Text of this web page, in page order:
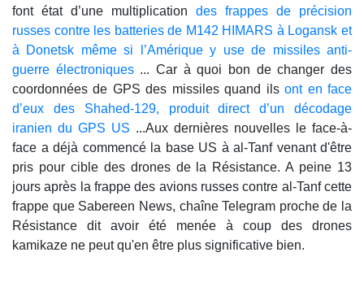
font état d’une multiplication des frappes de précision
russes contre les batteries de M142 HIMARS à Logansk et
à Donetsk même si l’Amérique y use de missiles anti-
guerre électroniques ... Car à quoi bon de changer des
coordonnées de GPS des missiles quand ilsont en face
d’eux des Shahed-129, produit direct d’un décodage
iranien du GPS US ...Aux dernières nouvelles le face-à-
face a déjà commencé la base US à al-Tanf venant d'être
pris pour cible des drones de la Résistance. A peine 13
jours après la frappe des avions russes contre al-Tanf cette
frappe que Sabereen News, chaîne Telegram proche de la
Résistance dit avoir été menée à coup des drones
kamikaze ne peut qu'en être plus significative bien.